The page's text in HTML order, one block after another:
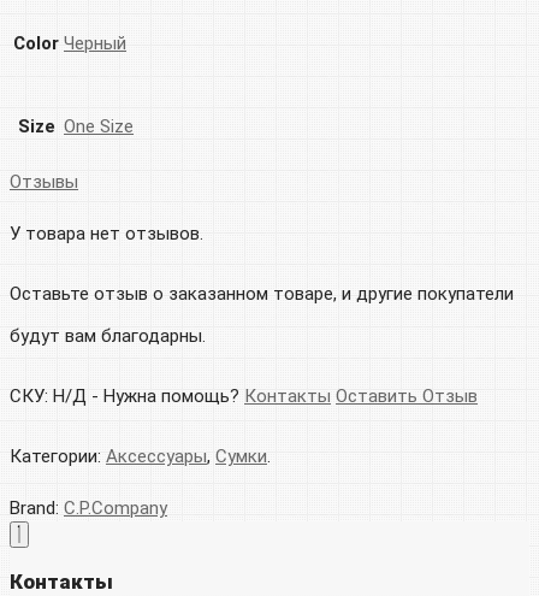
Color Черный
Size One Size
Отзывы
У товара нет отзывов.
Оставьте отзыв о заказанном товаре, и другие покупатели
будут вам благодарны.
СКУ: Н/Д - Нужна помощь? Контакты Оставить Отзыв
Категории: Аксессуары, Сумки.
Brand: C.P.Company
Контакты